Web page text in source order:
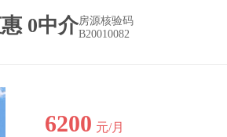
0中介房源核验码
B20010082
6200 元/月